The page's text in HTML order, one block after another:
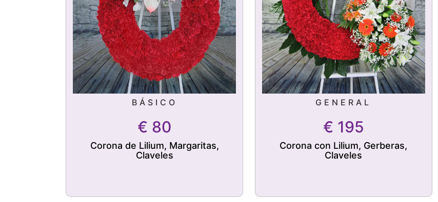
BÁSICO
€ 80
Corona de Lilium, Margaritas,
Claveles
GENERAL
€ 195
Corona con Lilium, Gerberas,
Claveles